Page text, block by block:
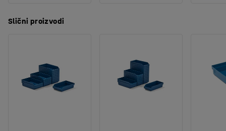
Slični proizvodi